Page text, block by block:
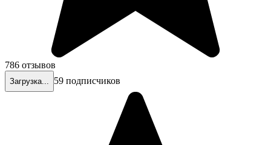
786 отзывов
Загрузка... 59 подписчиков